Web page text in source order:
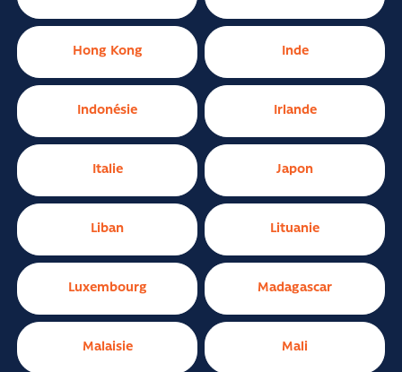
Hong Kong Inde
Indonésie Irlande
Italie Japon
Liban Lituanie
Luxembourg Madagascar
Malaisie Mali